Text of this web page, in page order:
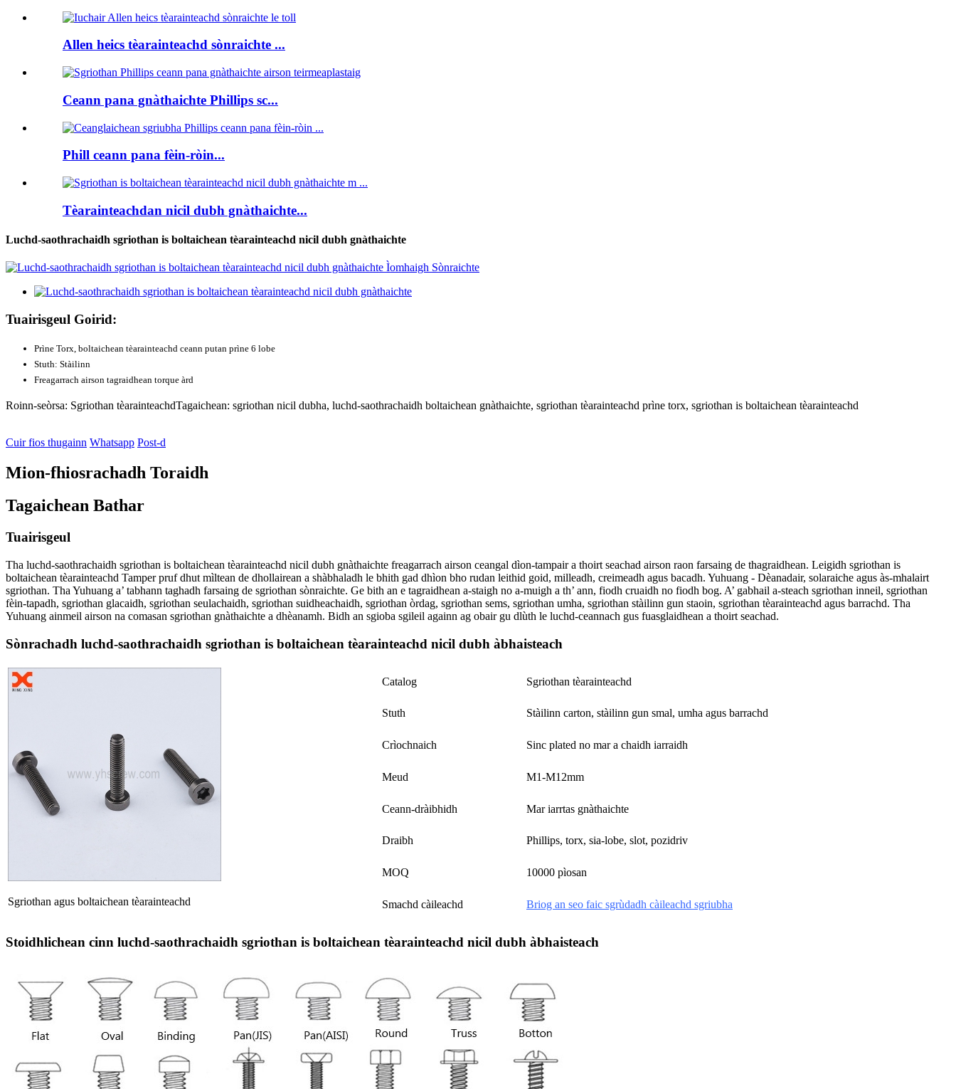
Allen heics tèarainteachd sònraichte ...
Ceann pana gnàthaichte Phillips sc...
Phill ceann pana fèin-ròin...
Tèarainteachdan nicil dubh gnàthaichte...
Luchd-saothrachaidh sgriothan is boltaichean tèarainteachd nicil dubh gnàthaichte
Tuairisgeul Goirid:
Prìne Torx, boltaichean tèarainteachd ceann putan prìne 6 lobe
Stuth: Stàilinn
Freagarrach airson tagraidhean torque àrd
Roinn-seòrsa: Sgriothan tèarainteachdTagaichean: sgriothan nicil dubha, luchd-saothrachaidh boltaichean gnàthaichte, sgriothan tèarainteachd prìne torx, sgriothan is boltaichean tèarainteachd
Cuir fios thugainn Whatsapp Post-d
Mion-fhiosrachadh Toraidh
Tagaichean Bathar
Tuairisgeul
Tha luchd-saothrachaidh sgriothan is boltaichean tèarainteachd nicil dubh gnàthaichte freagarrach airson ceangal dìon-tampair a thoirt seachad airson raon farsaing de thagraidhean. Leigidh sgriothan is
boltaichean tèarainteachd Tamper pruf dhut mìltean de dhollairean a shàbhaladh le bhith gad dhìon bho rudan leithid goid, milleadh, creimeadh agus bacadh. Yuhuang - Dèanadair, solaraiche agus às-mhalairt
sgriothan. Tha Yuhuang a’ tabhann taghadh farsaing de sgriothan sònraichte. Ge bith an e tagraidhean a-staigh no a-muigh a th’ ann, fiodh cruaidh no fiodh bog. A’ gabhail a-steach sgriothan inneil, sgriothan
fèin-tapadh, sgriothan glacaidh, sgriothan seulachaidh, sgriothan suidheachaidh, sgriothan òrdag, sgriothan sems, sgriothan umha, sgriothan stàilinn gun staoin, sgriothan tèarainteachd agus barrachd. Tha
Yuhuang ainmeil airson na comasan sgriothan gnàthaichte a dhèanamh. Bidh an sgioba sgileil againn ag obair gu dlùth le luchd-ceannach gus fuasglaidhean a thoirt seachad.
Sònrachadh luchd-saothrachaidh sgriothan is boltaichean tèarainteachd nicil dubh àbhaisteach
Sgriothan agus boltaichean tèarainteachd
Catalog Sgriothan tèarainteachd
Stuth Stàilinn carton, stàilinn gun smal, umha agus barrachd
Crìochnaich Sinc plated no mar a chaidh iarraidh
Meud M1-M12mm
Ceann-dràibhidh Mar iarrtas gnàthaichte
Draibh Phillips, torx, sia-lobe, slot, pozidriv
MOQ 10000 pìosan
Smachd càileachd Briog an seo faic sgrùdadh càileachd sgriubha
Stoidhlichean cinn luchd-saothrachaidh sgriothan is boltaichean tèarainteachd nicil dubh àbhaisteach